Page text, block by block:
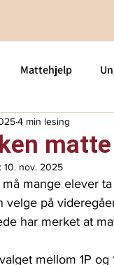
Mattehjelp
Om oss
matte S2-matte
4 min lesing
10. nov. 2025
må mange elever
velge på
har merket at
mellom 1P